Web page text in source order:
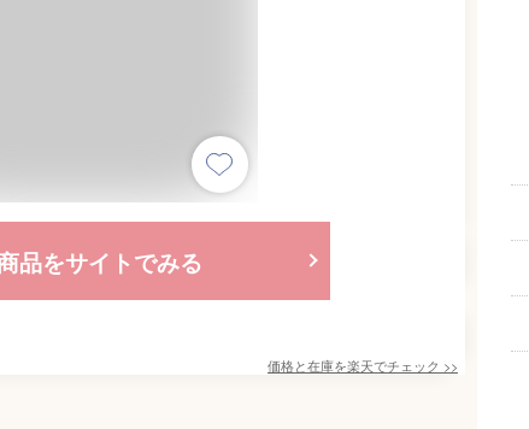
品をサイトでみる
価格と在庫を楽天でチェック >>